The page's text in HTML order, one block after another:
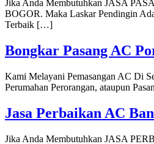
Jika Anda Membutuhkan JASA
BOGOR. Maka Laskar Pendingin
Terbaik […]
Bongkar Pasang AC
Kami Melayani Pemasangan AC Di
Perumahan Perorangan, ataupun
Jasa Perbaikan AC
Jika Anda Membutuhkan JASA